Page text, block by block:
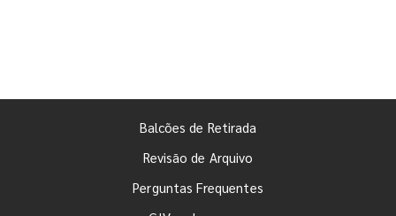
Balcões de Retirada
Revisão de Arquivo
Perguntas Frequentes